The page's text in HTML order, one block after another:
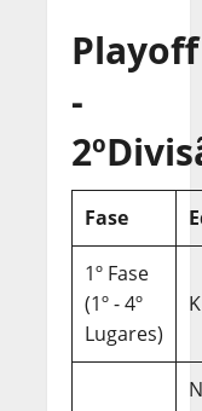
Playoff
-
Fase
1º Fase
(1º - 4º
Lugares)